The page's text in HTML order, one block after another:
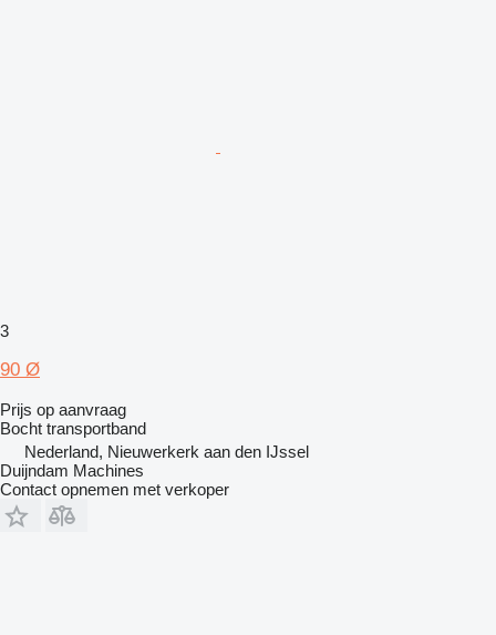
3
90 Ø
Prijs op aanvraag
Bocht transportband
Nederland, Nieuwerkerk aan den IJssel
Duijndam Machines
Contact opnemen met verkoper